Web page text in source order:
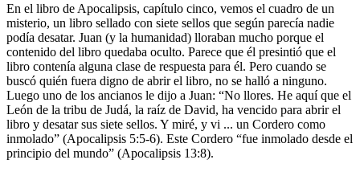
En el libro de Apocalipsis, capítulo cinco, vemos el cuadro de un
misterio, un libro sellado con siete sellos que según parecía nadie
podía desatar. Juan (y la humanidad) lloraban mucho porque el
contenido del libro quedaba oculto. Parece que él presintió que el
libro contenía alguna clase de respuesta para él. Pero cuando se
buscó quién fuera digno de abrir el libro, no se halló a ninguno.
Luego uno de los ancianos le dijo a Juan: “No llores. He aquí que el
León de la tribu de Judá, la raíz de David, ha vencido para abrir el
libro y desatar sus siete sellos. Y miré, y vi ... un Cordero como
inmolado” (Apocalipsis 5:5-6). Este Cordero “fue inmolado desde el
principio del mundo” (Apocalipsis 13:8).